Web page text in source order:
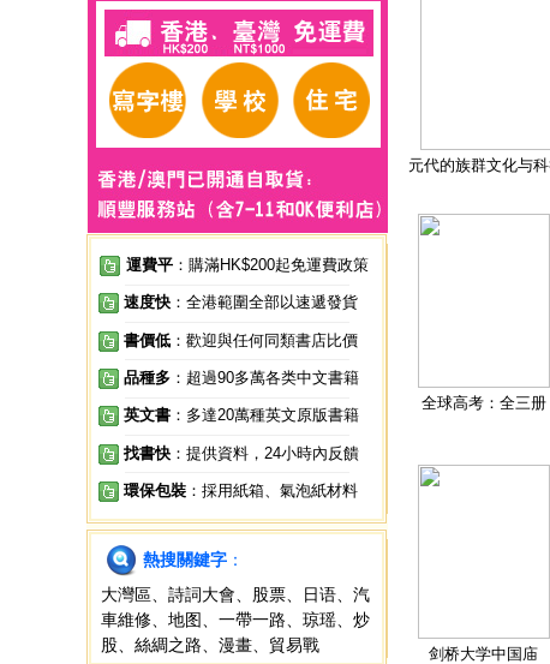
運費平 ：購滿HK$200起免運費政策
速度快 ：全港範圍全部以速遞發貨
書價低 ：歡迎與任何同類書店比價
品種多 ：超過90多萬各类中文書籍
英文書 ：多達20萬種英文原版書籍
找書快 ：提供資料，24小時內反饋
環保包裝 ：採用紙箱、氣泡紙材料
熱搜關鍵字 ：
大灣區
詩詞大會 股票 日语
汽
車維修
地图 一帶一路 琼瑶
炒
股
絲綢之路 漫畫 貿易戰
元代的族群文化与
全球高考：全三册
剑桥大学中国庙